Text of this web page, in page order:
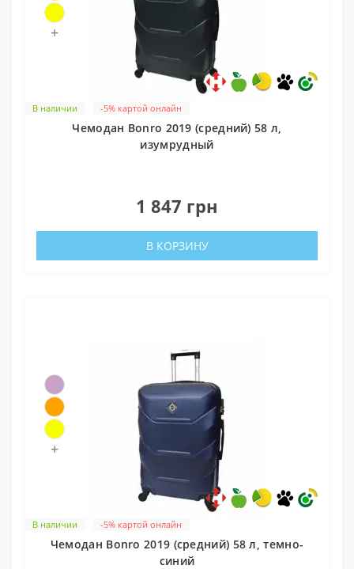
В наличии
+
-5% картой онлайн
Чемодан Bonro 2019 (средний) 58 л,
изумрудный
1 847 грн
В КОРЗИНУ
В наличии
+
-5% картой онлайн
Чемодан Bonro 2019 (средний) 58 л, темно-
синий